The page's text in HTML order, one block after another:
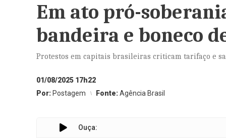
Em ato pró-
bandeira e boneco
Protestos em capitais brasileiras criticam tarifaço e
01/08/2025 17h22
Por: Postagem Fonte:Agência Brasil
Ouça: